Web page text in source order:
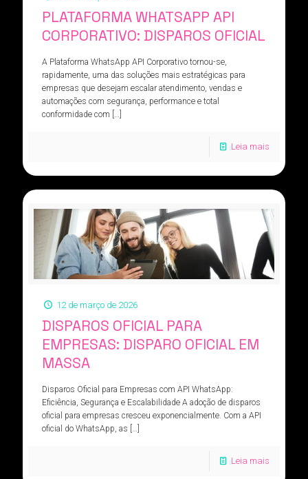
PLATAFORMA WHATSAPP API
CORPORATIVO: DISPAROS OFICIAL
A Plataforma WhatsApp API Corporativo tornou-se,
rapidamente, uma das soluções mais estratégicas para
empresas que desejam escalar atendimento, vendas e
automações com segurança, performance e total
conformidade com […]
Leia mais
12 de março de 2026
DISPAROS OFICIAL PARA
EMPRESAS: DISPARO OFICIAL EM
MASSA
Disparos Oficial para Empresas com API WhatsApp:
Eficiência, Segurança e Escalabilidade A adoção de disparos
oficial para empresas cresceu exponencialmente. Com a API
oficial do WhatsApp, as […]
Leia mais